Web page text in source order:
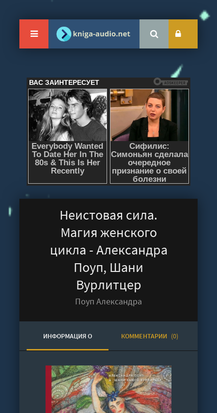
Неистовая сила.
Магия женского
цикла - Александра
Поуп, Шани
Вурлитцер
Поуп Александра
ИНФОРМАЦИЯ О
АУДИОКНИГЕ
КОММЕНТАРИИ (0)